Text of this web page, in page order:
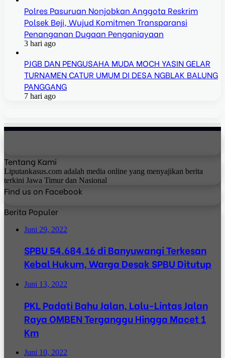
Polres Pasuruan Nonjobkan Anggota Reskrim
Polsek Beji, Wujud Komitmen Transparansi
Penanganan Dugaan Penganiayaan
3 hari ago
PJGB DAN PENGUSAHA MUDA MOCH YASIN GELAR
TURNAMEN CATUR UMUM DI DESA NGBLAK BALUNG
PANGGANG
7 hari ago
Tentang Kami
Liputankasus.com adalah media online yang menyajikan berita
terkini Jawa Timur dan Nasional
Find us on Facebook
Berita Populer
Juni 29, 2022
SPBU 54.684.16 di Banyuwangi Terkesan
Kebal Hukum, Warga Desak SPBU Ditutup
Juni 13, 2022
PKL Padati Bahu Jalan, Lalu-Lintas Jalan
Raya OMBEN Terganggu Hingga Macet 1
Km
Juni 10, 2022